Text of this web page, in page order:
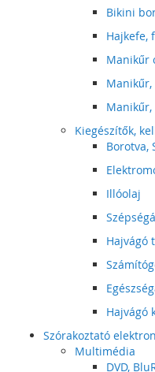
Bikini
Hajkefe,
Manikűr
Manikűr,
Kiegészítők,
Borotva,
Illóolaj
Hajvágó
Hajvágó
Szórakoztató
Multimédia
DVD,